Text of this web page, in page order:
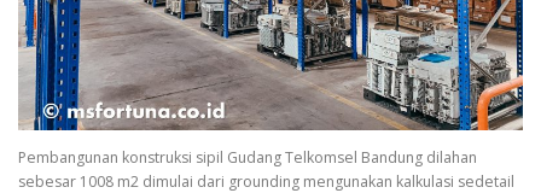
Pembangunan konstruksi sipil Gudang Telkomsel Bandung dilahan
sebesar 1008 m2 dimulai dari grounding mengunakan kalkulasi sedetail